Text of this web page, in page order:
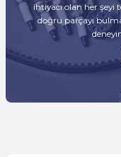
ihtiyacı olan her şeyi
doğru parçayı